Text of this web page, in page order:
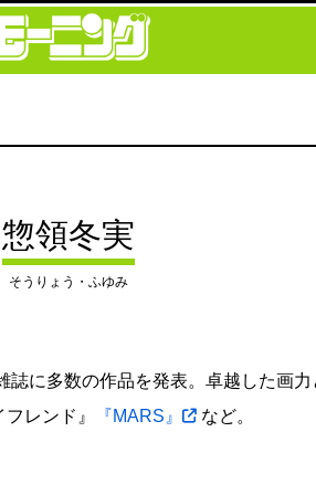
惣領冬実
そうりょう・ふゆみ
に多数の作品を発表。卓越した画
レンド』
『MARS』 など。